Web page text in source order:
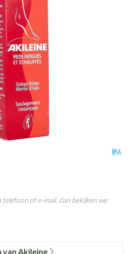
telefoon of e-mail, dan bekijken we
van Akileine